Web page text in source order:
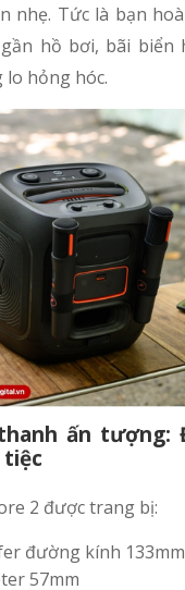
nhẹ. Tức là bạn
hồ bơi, bãi biển
hỏng hóc.
ấn tượng:
2 được trang bị:
đường kính 133mm
57mm